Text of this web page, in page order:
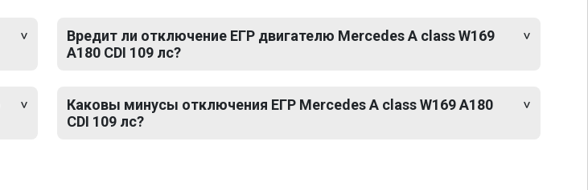
Вредит ли отключение ЕГР двигателю Mercedes A class W169
A180 CDI 109 лс?
Каковы минусы отключения ЕГР Mercedes A class W169 A180
CDI 109 лс?